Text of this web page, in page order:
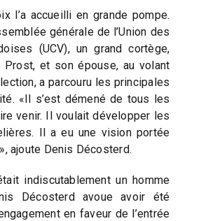
l’a accueilli en grande pompe.
générale de l’Union des
(UCV), un grand cortège,
Prost, et son épouse, au volant
a parcouru les principales
«Il s’est démené de tous les
venir. Il voulait développer les
Il a eu une vision portée
ajoute Denis Décosterd.
indiscutablement un homme
Décosterd avoue avoir été
en faveur de l’entrée